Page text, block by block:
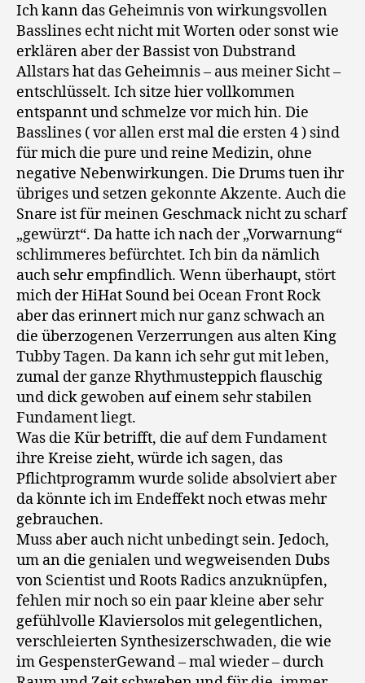
Ich kann das Geheimnis von wirkungsvollen
Basslines echt nicht mit Worten oder sonst wie
erklären aber der Bassist von Dubstrand
Allstars hat das Geheimnis – aus meiner Sicht –
entschlüsselt. Ich sitze hier vollkommen
entspannt und schmelze vor mich hin. Die
Basslines ( vor allen erst mal die ersten 4 ) sind
für mich die pure und reine Medizin, ohne
negative Nebenwirkungen. Die Drums tuen ihr
übriges und setzen gekonnte Akzente. Auch die
Snare ist für meinen Geschmack nicht zu scharf
„gewürzt“. Da hatte ich nach der „Vorwarnung“
schlimmeres befürchtet. Ich bin da nämlich
auch sehr empfindlich. Wenn überhaupt, stört
mich der HiHat Sound bei Ocean Front Rock
aber das erinnert mich nur ganz schwach an
die überzogenen Verzerrungen aus alten King
Tubby Tagen. Da kann ich sehr gut mit leben,
zumal der ganze Rhythmusteppich flauschig
und dick gewoben auf einem sehr stabilen
Fundament liegt.
Was die Kür betrifft, die auf dem Fundament
ihre Kreise zieht, würde ich sagen, das
Pflichtprogramm wurde solide absolviert aber
da könnte ich im Endeffekt noch etwas mehr
gebrauchen.
Muss aber auch nicht unbedingt sein. Jedoch,
um an die genialen und wegweisenden Dubs
von Scientist und Roots Radics anzuknüpfen,
fehlen mir noch so ein paar kleine aber sehr
gefühlvolle Klaviersolos mit gelegentlichen,
verschleierten Synthesizerschwaden, die wie
im GespensterGewand – mal wieder – durch